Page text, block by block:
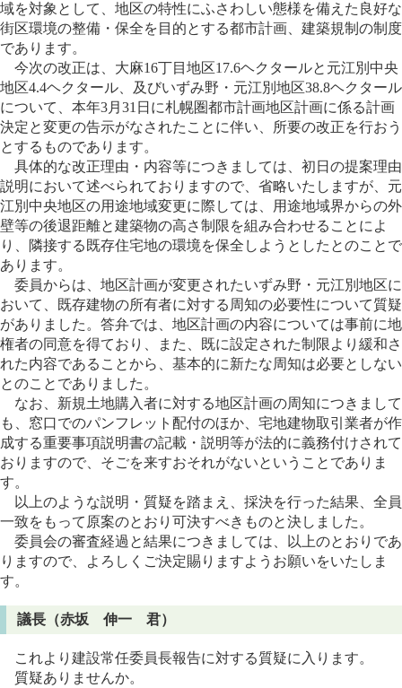
域を対象として、地区の特性にふさわしい態様を備えた良好な
街区環境の整備・保全を目的とする都市計画、建築規制の制度
であります。
今次の改正は、大麻16丁目地区17.6ヘクタールと元江別中央
地区4.4ヘクタール、及びいずみ野・元江別地区38.8ヘクタール
について、本年3月31日に札幌圏都市計画地区計画に係る計画
決定と変更の告示がなされたことに伴い、所要の改正を行おう
とするものであります。
具体的な改正理由・内容等につきましては、初日の提案理由
説明において述べられておりますので、省略いたしますが、元
江別中央地区の用途地域変更に際しては、用途地域界からの外
壁等の後退距離と建築物の高さ制限を組み合わせることによ
り、隣接する既存住宅地の環境を保全しようとしたとのことで
あります。
委員からは、地区計画が変更されたいずみ野・元江別地区に
おいて、既存建物の所有者に対する周知の必要性について質疑
がありました。答弁では、地区計画の内容については事前に地
権者の同意を得ており、また、既に設定された制限より緩和さ
れた内容であることから、基本的に新たな周知は必要としない
とのことでありました。
なお、新規土地購入者に対する地区計画の周知につきまして
も、窓口でのパンフレット配付のほか、宅地建物取引業者が作
成する重要事項説明書の記載・説明等が法的に義務付けされて
おりますので、そごを来すおそれがないということでありま
す。
以上のような説明・質疑を踏まえ、採決を行った結果、全員
一致をもって原案のとおり可決すべきものと決しました。
委員会の審査経過と結果につきましては、以上のとおりであ
りますので、よろしくご決定賜りますようお願いをいたしま
す。
議長（赤坂 伸一 君）
これより建設常任委員長報告に対する質疑に入ります。
質疑ありませんか。